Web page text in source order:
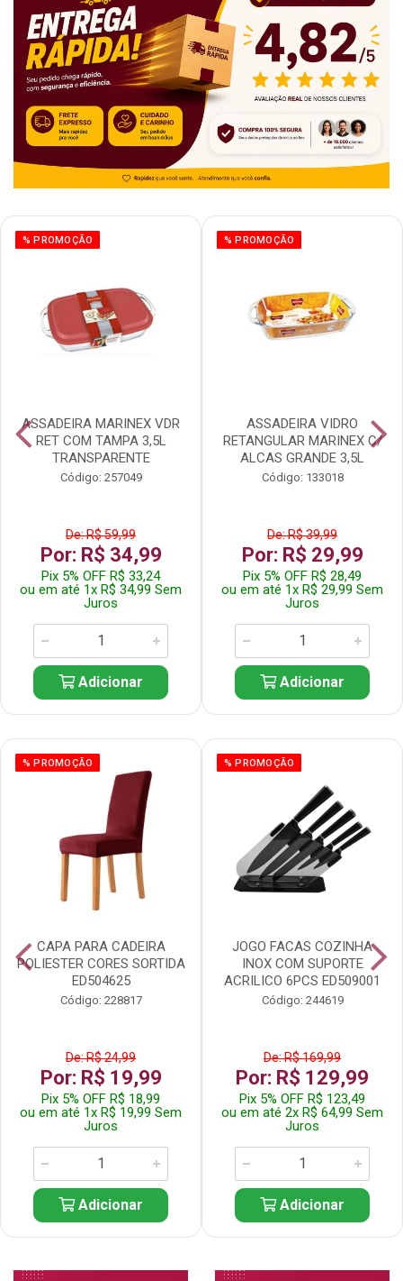
% PROMOÇÃO
ASSADEIRA MARINEX VDR
RET COM TAMPA 3,5L
TRANSPARENTE
Código: 257049
De: R$ 59,99
Por: R$ 34,99
Pix 5% OFF R$ 33,24
ou em até 1x R$ 34,99 Sem
Juros
Adicionar
% PROMOÇÃO
ASSADEIRA VIDRO
RETANGULAR MARINEX C/
ALCAS GRANDE 3,5L
Código: 133018
De: R$ 39,99
Por: R$ 29,99
Pix 5% OFF R$ 28,49
ou em até 1x R$ 29,99 Sem
Juros
Adicionar
% PROMOÇÃO
CAPA PARA CADEIRA
POLIESTER CORES SORTIDA
ED504625
Código: 228817
De: R$ 24,99
Por: R$ 19,99
Pix 5% OFF R$ 18,99
ou em até 1x R$ 19,99 Sem
Juros
Adicionar
% PROMOÇÃO
JOGO FACAS COZINHA
INOX COM SUPORTE
ACRILICO 6PCS ED509001
Código: 244619
De: R$ 169,99
Por: R$ 129,99
Pix 5% OFF R$ 123,49
ou em até 2x R$ 64,99 Sem
Juros
Adicionar